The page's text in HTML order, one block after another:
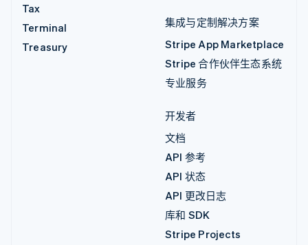
Tax
Terminal
Treasury
集成与定制解决方案
Stripe App Marketplace
Stripe 合作伙伴生态系统
专业服务
开发者
文档
API 参考
API 状态
API 更改日志
库和 SDK
Stripe Projects